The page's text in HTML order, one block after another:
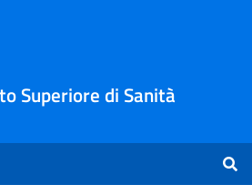
Superiore di Sanità